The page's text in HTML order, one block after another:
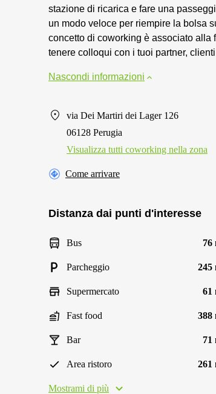
stazione di ricarica e fare una
un modo veloce per riempire la bolsa
concetto di coworking è associato
tenere colloqui con i tuoi partner,
Nascondi informazioni
via Dei Martiri dei Lager 126
06128 Perugia
Visualizza tutti сoworking nella zona
Come arrivare
Distanza dai punti d'interesse
Bus 76
Parcheggio 245
Supermercato 61
Fast food 388
Bar 71
Area ristoro 261
Mostrami di più